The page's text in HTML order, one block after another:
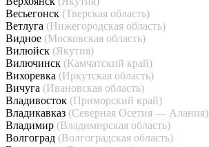
Весьегонск (Тверская область)
Ветлуга (Нижегородская область)
Видное (Московская область)
Вилюйск (Якутия)
Вилючинск (Камчатский край)
Вихоревка (Иркутская область)
Вичуга (Ивановская область)
Владивосток (Приморский край)
Владикавказ (Северная Осетия — Алания)
Владимир (Владимирская область)
Волгоград (Волгоградская область)